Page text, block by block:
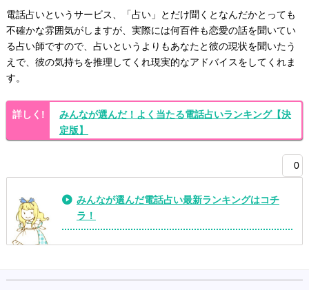
電話占いというサービス、「占い」とだけ聞くとなんだかとっても
不確かな雰囲気がしますが、実際には何百件も恋愛の話を聞いてい
る占い師ですので、占いというよりもあなたと彼の現状を聞いたう
えで、彼の気持ちを推理してくれ現実的なアドバイスをしてくれま
す。
みんなが選んだ！よく当たる電話占いランキング【決
定版】
0
みんなが選んだ電話占い最新ランキングはコチ
ラ！